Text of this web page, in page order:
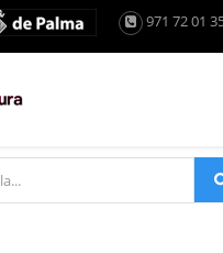
971 72 01